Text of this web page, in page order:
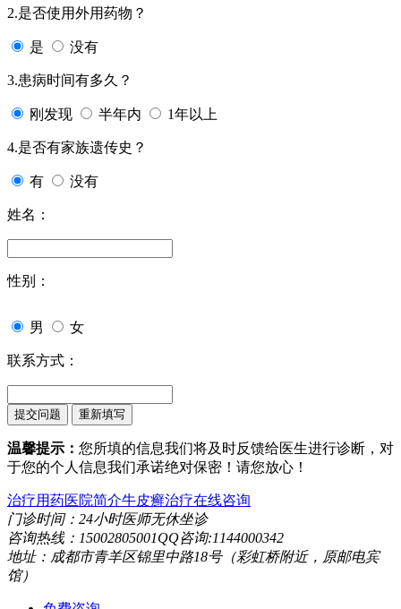
2.是否使用外用药物？
是 没有
3.患病时间有多久？
刚发现 半年内 1年以上
4.是否有家族遗传史？
有 没有
姓名：
性别：
男 女
联系方式：
温馨提示： 您所填的信息我们将及时反馈给医生进行诊断，对
于您的个人信息我们承诺绝对保密！请您放心！
治疗用药医院简介牛皮癣治疗在线咨询
门诊时间：24小时医师无休坐诊
咨询热线：15002805001QQ咨询:1144000342
地址：成都市青羊区锦里中路18号（彩虹桥附近，原邮电宾
馆）